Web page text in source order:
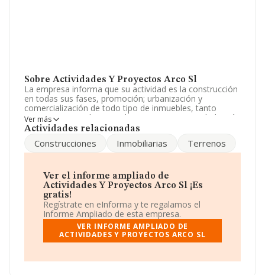
Sobre Actividades Y Proyectos Arco Sl
La empresa informa que su actividad es la construcción
en todas sus fases, promoción; urbanización y
comercialización de todo tipo de inmuebles, tanto
rusticos como urbanos y de terrenos. La sociedad está
inscrita en el Registro Mercantil como Sociedad
4101. No realiza actividad de importación y/o
exportación.
La sociedad Actividades y Proyectos Arco S.L
B84133818, se encuentra en Calle Juana I De Castilla
núm. 9 Plt 2 A, (28320), en el municipio de Pinto, Madrid.
En relación con el sector y disponiendo de los datos de
hasta 188.948 empresas, en el ámbito nacional la
facturación alcanza la cifra de 36.783 millones de euros
y el promedio de la facturación de ventas entre todas
la información de la provincia (hablamos de Madrid), en
Ver más
Actividades relacionadas
Construcciones Inmobiliarias Terrenos
Ver el informe ampliado de
Actividades Y Proyectos Arco Sl ¡Es
gratis!
Regístrate en eInforma y te regalamos el
Informe Ampliado de esta empresa.
VER INFORME AMPLIADO DE
ACTIVIDADES Y PROYECTOS ARCO SL